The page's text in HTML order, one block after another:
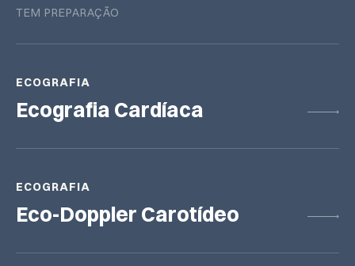
TEM PREPARAÇÃO
ECOGRAFIA
Ecografia Cardíaca
ECOGRAFIA
Eco-Doppler Carotídeo